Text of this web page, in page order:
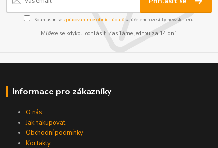
Souhlasím se zpracováním osobních údajůza účelem rozesílky newsletteru.
Můžete se kdykoli odhlásit. Zasíláme jednou za 14 dní.
Informace pro zákazníky
O nás
Jak nakupovat
Obchodní podmínky
Kontakty